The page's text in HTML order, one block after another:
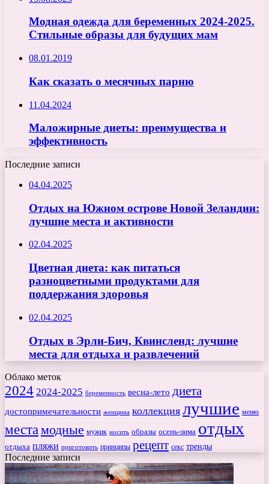
Модная одежда для беременных 2024-2025.
Стильные образы для будущих мам
08.01.2019
Как сказать о месячных парню
11.04.2024
Маложирные диеты: преимущества и
эффективность
Последние записи
04.04.2025
Отдых на Южном острове Новой Зеландии:
лучшие места и активности
02.04.2025
Цветная диета: как питаться
разноцветными продуктами для
поддержания здоровья
02.04.2025
Отдых в Эрли-Бич, Квинсленд: лучшие
места для отдыха и развлечений
Облако меток
2024 2024-2025 беременность весна-лето диета
достопримечательности женщина коллекция лучшие меню
местамодные мужик носить образы осень-зима отдых
отдыха пляжи приготовить принципы рецепт секс тренды
Последние записи